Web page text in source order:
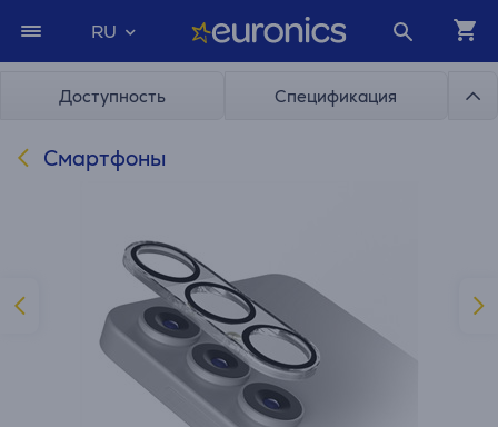
RU
Доступность Спецификация
Смартфоны